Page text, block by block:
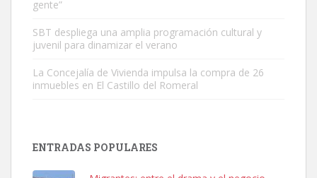
Leales.org » Gran Canaria
Leales.org » Gran Canaria
gente”
SBT despliega una amplia programación cultural y
juvenil para dinamizar el verano
La Concejalía de Vivienda impulsa la compra de 26
inmuebles en El Castillo del Romeral
ENTRADAS POPULARES